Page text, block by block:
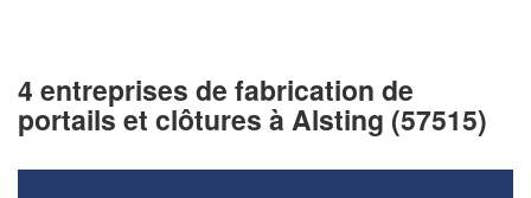
4 entreprises de fabrication de
portails et clôtures à Alsting (57515)